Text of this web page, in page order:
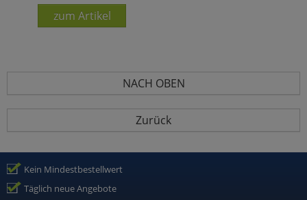
zum Artikel
NACH OBEN
Zurück
Kein Mindestbestellwert
Täglich neue Angebote